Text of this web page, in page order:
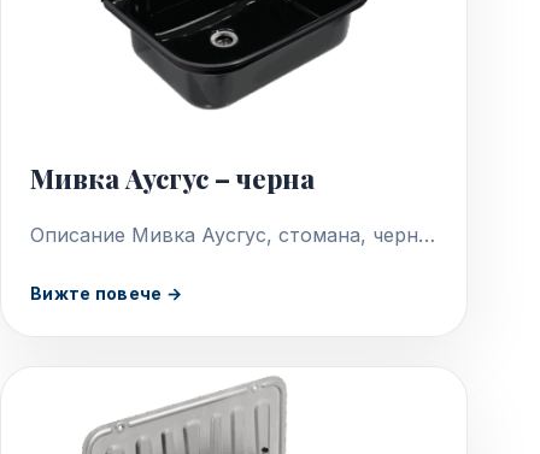
Мивка Аусгус – черна
Описание Мивка Аусгус, стомана, черна,
Дебелина на стоманата на мивката 1 мм
Включит. профил гръб…
Вижте повече →